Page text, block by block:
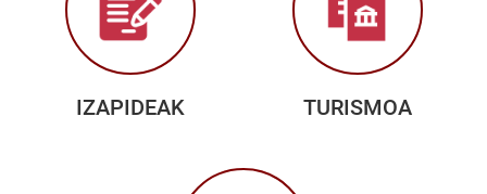
IZAPIDEAK TURISMOA